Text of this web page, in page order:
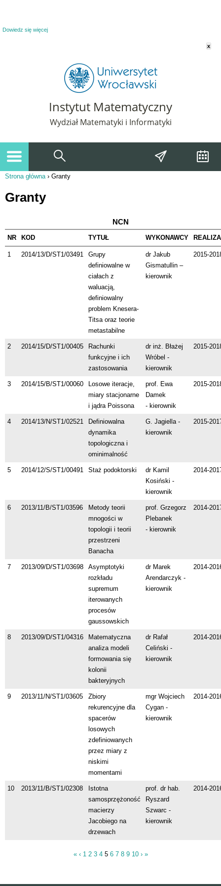
Dowiedz się więcej
x
Instytut Matematyczny
Wydział Matematyki i Informatyki
Strona główna› Granty
Granty
NCN
NR KOD TYTUŁ WYKONAWCY
1 2014/13/D/ST1/03491
Grupy
definiowalne w
ciałach z
waluacją,
definiowalny
problem Knesera-
Titsa oraz teorie
metastabilne
dr Jakub
Gismatullin –
kierownik
2015-
2 2014/15/D/ST1/00405
Rachunki
funkcyjne i ich
zastosowania
dr inż. Błażej
Wróbel -
kierownik
2015-
3 2014/15/B/ST1/00060
Losowe iteracje,
miary stacjonarne
i jądra Poissona
prof. Ewa
Damek
- kierownik
2015-
4 2014/13/N/ST1/02521
Definiowalna
dynamika
topologiczna i
ominimalność
G. Jagiella -
kierownik
2015-
5 2014/12/S/ST1/00491 Staż podoktorski
dr Kamil
Kosiński -
kierownik
2014-
6 2013/11/B/ST1/03596
Metody teorii
mnogości w
topologii i teorii
przestrzeni
Banacha
prof. Grzegorz
Plebanek
- kierownik
2014-
7 2013/09/D/ST1/03698
Asymptotyki
rozkładu
supremum
iterowanych
procesów
gaussowskich
dr Marek
Arendarczyk -
kierownik
2014-
8 2013/09/D/ST1/04316
Matematyczna
analiza modeli
formowania się
kolonii
bakteryjnych
dr Rafał
Celiński -
kierownik
2014-
9 2013/11/N/ST1/03605
Zbiory
rekurencyjne dla
spacerów
losowych
zdefiniowanych
przez miary z
niskimi
momentami
mgr Wojciech
Cygan -
kierownik
2014-
10 2013/11/B/ST1/02308
Istotna
samosprzężoność
macierzy
Jacobiego na
drzewach
prof. dr hab.
Ryszard
Szwarc -
kierownik
2014-
« ‹ 1 2 3 4 5 6 7 8 9 10 › »